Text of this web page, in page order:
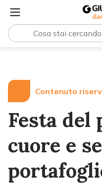
Contenuto
Festa del
cuore e